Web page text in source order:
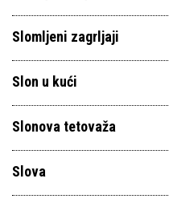
Slomljeni zagrljaji
Slon u kući
Slonova tetovaža
Slova